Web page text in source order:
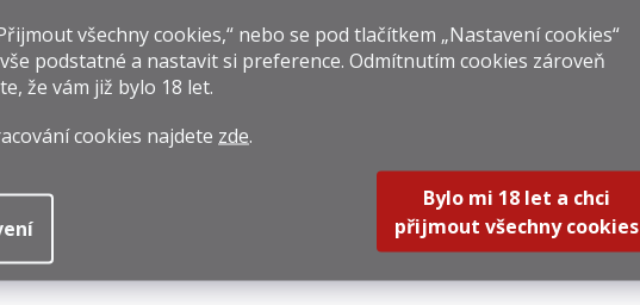
všechny cookies,“ nebo se pod tlačítkem „Nastavení cookies“
podstatné a nastavit si preference. Odmítnutím cookies zároveň
že vám již bylo 18 let.
cookies najdete zde.
Bylo mi 18 let a chci
přijmout všechny cookies